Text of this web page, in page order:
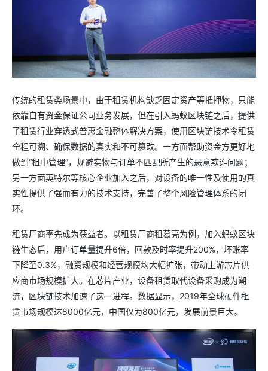
传统的租赁类场景中，由于租赁机构缺乏固定资产等抵押物，只能
依靠自有资金保证公司业务发展，但在引入蚂蚁区块链之后，提供
了租赁行业穿透式普惠金融整体解决方案，使用区块链技术令租赁
全程可溯、确保数据的真实和不可篡改。一方面帮助资金方更好地
做到“租中管理”，规避实物与订单不匹配所产生的恶意欺诈问题；
另一方面英特尔等核心企业加入之后，对设备的唯一性及使用的真
实性提供了强而有力的技术支持，完善了整个风险管理体系的闭
环。
租赁厂商率先成为获益者。以租赁厂商租葛亮为例，加入蚂蚁区块
链生态后，用户订单量提升6倍，回款及时率提升200%，坏账率
下降至0.3%，融资规模和经营规模均大幅扩张，带动上游芯片供
应商市场规模扩大。在芯片产业，设备租赁取代设备采购成为潮
流，区块链技术加速了这一进程。数据显示，2019年全球硬件租
赁市场规模达8000亿元，中国仅为800亿元，发展前景巨大。